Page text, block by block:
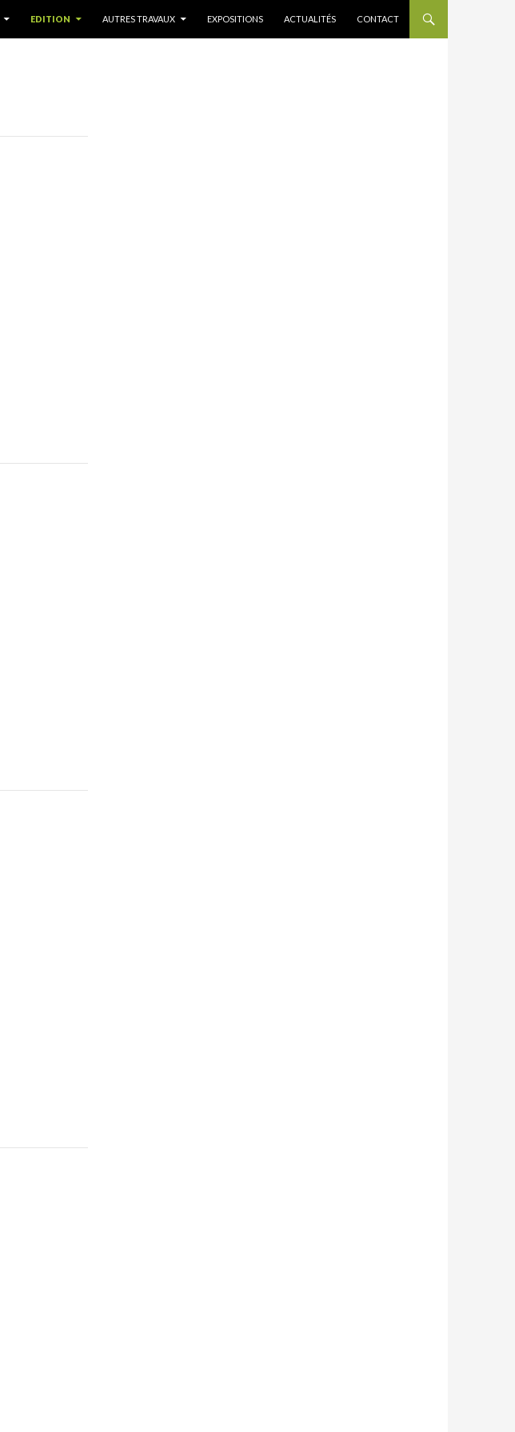
EDITION AUTRES TRAVAUX EXPOSITIONS ACTUALITÉS CONTACT